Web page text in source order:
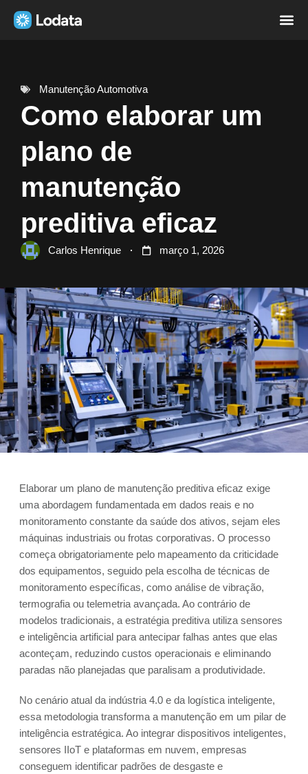
Manutenção Automotiva
Como elaborar um
plano de
manutenção
preditiva eficaz
Carlos Henrique março 1, 2026
Elaborar um plano de manutenção preditiva eficaz exige
uma abordagem fundamentada em dados reais e no
monitoramento constante da saúde dos ativos, sejam eles
máquinas industriais ou frotas corporativas. O processo
começa obrigatoriamente pelo mapeamento da criticidade
dos equipamentos, seguido pela escolha de técnicas de
monitoramento específicas, como análise de vibração,
termografia ou telemetria avançada. Ao contrário de
modelos tradicionais, a estratégia preditiva utiliza sensores
e inteligência artificial para antecipar falhas antes que elas
aconteçam, reduzindo custos operacionais e eliminando
paradas não planejadas que paralisam a produtividade.
No cenário atual da indústria 4.0 e da logística inteligente,
essa metodologia transforma a manutenção em um pilar de
inteligência estratégica. Ao integrar dispositivos inteligentes,
sensores IIoT e plataformas em nuvem, empresas
conseguem identificar padrões de desgaste e